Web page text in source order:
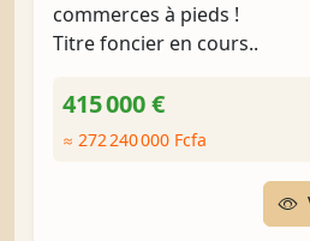
commerces à pieds !
Titre foncier en cours..
415 000 €
≈ 272 240 000 Fcfa